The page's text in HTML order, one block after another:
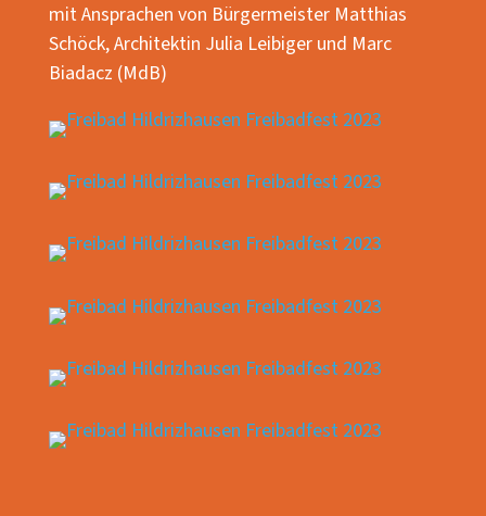
mit Ansprachen von Bürgermeister Matthias
Schöck, Architektin Julia Leibiger und Marc
Biadacz (MdB)